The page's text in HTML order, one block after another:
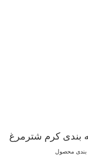
بندی کرم شترمرغ
محصول